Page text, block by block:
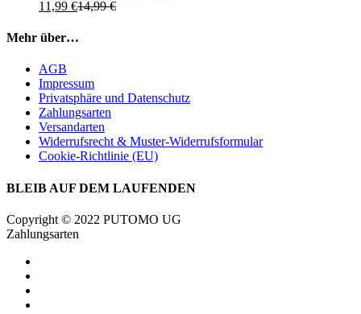
11,99 €14,99€
Mehr über…
AGB
Impressum
Privatsphäre und Datenschutz
Zahlungsarten
Versandarten
Widerrufsrecht & Muster-Widerrufsformular
Cookie-Richtlinie (EU)
BLEIB AUF DEM LAUFENDEN
Copyright © 2022 PUTOMO UG
Zahlungsarten